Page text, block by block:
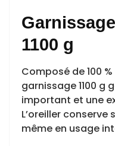
1100 g
Composé de 100
garnissage 1100 g
important et une
L’oreiller
même en usage